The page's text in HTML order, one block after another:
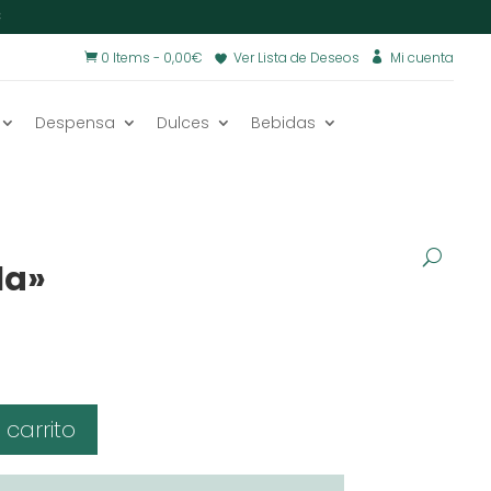
 Mi cuenta
Ver Lista de Deseos
 0 Items - 0,00€
Despensa Dulces Bebidas